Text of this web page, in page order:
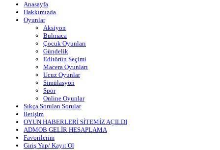
Anasayfa
Hakkımızda
Oyunlar
Aksiyon
Bulmaca
Çocuk Oyunları
Gündelik
Editörün Seçimi
Macera Oyunları
Ucuz Oyunlar
Simülasyon
Spor
Online Oyunlar
Sıkça Sorulan Sorular
İletişim
OYUN HABERLERİ SİTEMİZ AÇILDI
ADMOB GELİR HESAPLAMA
Favorilerim
Giriş Yap/ Kayıt Ol